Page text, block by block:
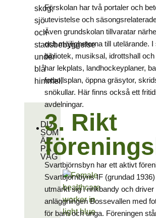
DU
SOM
ÄR
PÅ
VÄG
Förskolan har två portaler och
utevistelse och
Även grundskolan tillvaratar
och möjligheterna till utelärande. I
bibliotek, musiksal, idrottshall
har lekplats, landhockeyplaner,
fotbollsplan, öppna gräsytor,
snökullar. Här finns också ett
avdelningar.
3. Rikt
Svartbjörnsbyn har ett aktivt
Svartbjörnbyns IF (grundad
utmärkt sig i rinkbandy och driver
anläggningen Bossevallen med
för barn och unga. Föreningen